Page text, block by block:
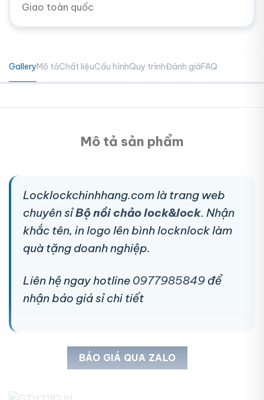
Giao toàn quốc
GalleryMô tảChất liệuCấu hìnhQuy trìnhĐánh giáFAQ
Mô tả sản phẩm
Locklockchinhhang.com là trang web
chuyên sỉBộ nồi chảo lock&lock. Nhận
khắc tên, in logo lên bình locknlock làm
quà tặng doanh nghiệp.
Liên hệ ngay hotline 0977985849 để
nhận báo giá sỉ chi tiết
BÁO GIÁ QUA ZALO